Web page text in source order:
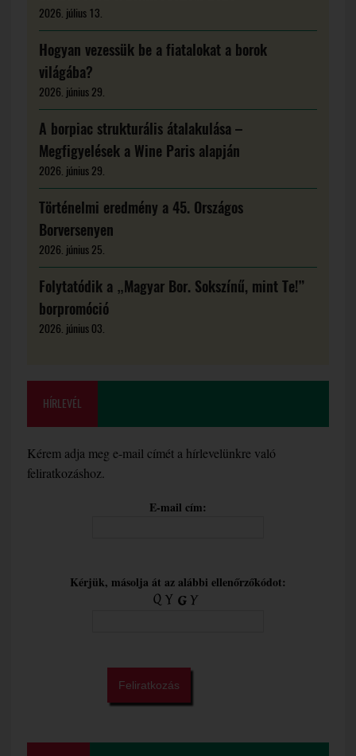
2026. július 13.
Hogyan vezessük be a fiatalokat a borok
világába?
2026. június 29.
A borpiac strukturális átalakulása –
Megfigyelések a Wine Paris alapján
2026. június 29.
Történelmi eredmény a 45. Országos
Borversenyen
2026. június 25.
Folytatódik a „Magyar Bor. Sokszínű, mint Te!”
borpromóció
2026. június 03.
HÍRLEVÉL
Kérem adja meg e-mail címét a hírlevelünkre való
feliratkozáshoz.
E-mail cím:
Kérjük, másolja át az alábbi ellenőrzőkódot: